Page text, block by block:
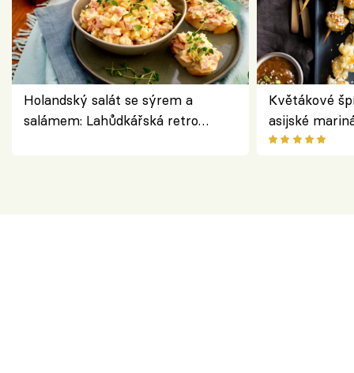
Holandský salát se sýrem a
salámem: Lahůdkářská retro
Květákové
asijské
chuťovka z